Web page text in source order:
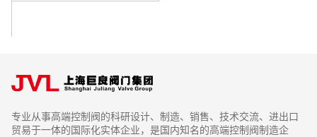
专业从事高端控制阀的科研设计、制造、销售、技术交流、进出口
贸易于一体的国际化实体企业，是国内知名的高端控制阀制造企